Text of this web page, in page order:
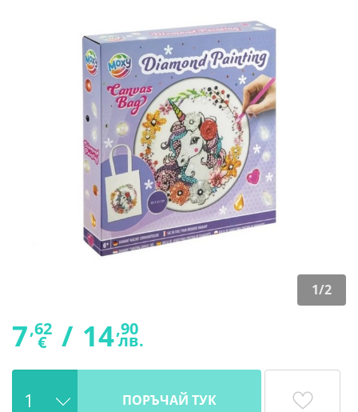
1/2
7,62
€ / 14,90
лв.
ПОРЪЧАЙ ТУК